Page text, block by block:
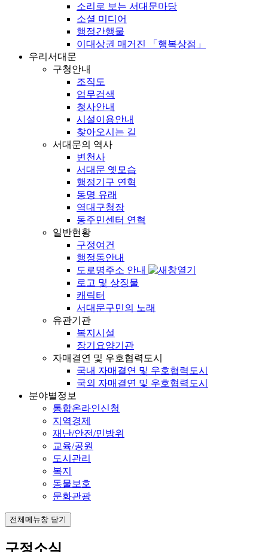
소리로 보는 서대문마당
소셜 미디어
행정간행물
이대상권 매거진 「행복상점」
우리서대문
구청안내
조직도
업무검색
청사안내
시설이용안내
찾아오시는 길
서대문의 역사
변천사
서대문 옛모습
행정기구 연혁
동명 유래
역대구청장
동주민센터 연혁
일반현황
구정여건
행정동안내
도로명주소 안내
로고 및 상징물
캐릭터
서대문구민의 노래
유관기관
복지시설
장기요양기관
자매결연 및 우호협력도시
국내 자매결연 및 우호협력도시
국외 자매결연 및 우호협력도시
분야별정보
통합온라인신청
지역경제
재난/안전/민방위
교육/공원
도시관리
복지
동물보호
문화관광
전체메뉴창 닫기
구정소식